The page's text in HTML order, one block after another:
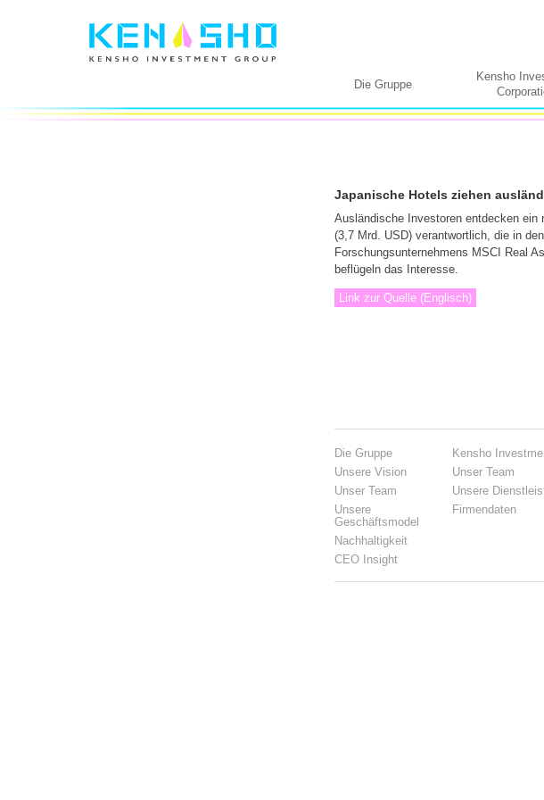
Die Gruppe
Kensho
Japanische Hotels ziehen
Ausländische Investoren entdecken ein
(3,7 Mrd. USD) verantwortlich, die in
Forschungsunternehmens MSCI Real
beflügeln das Interesse.
Link zur Quelle (Englisch)
Die Gruppe
Unsere Vision
Unser Team
Unsere
Geschäftsmodel
Nachhaltigkeit
CEO Insight
Kensho
Unser Team
Unsere
Firmendaten